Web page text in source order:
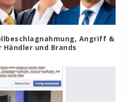
Angriff &
und Brands